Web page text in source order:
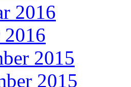
2016
2016
2015
2015